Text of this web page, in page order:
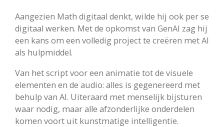
Aangezien Math digitaal denkt, wilde hij ook per se
digitaal werken. Met de opkomst van GenAI zag hij
een kans om een volledig project te creëren met AI
als hulpmiddel.
Van het script voor een animatie tot de visuele
elementen en de audio: alles is gegenereerd met
behulp van AI. Uiteraard met menselijk bijsturen
waar nodig, maar alle afzonderlijke onderdelen
komen voort uit kunstmatige intelligentie.